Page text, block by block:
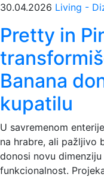
30.04.2026 Living -
Pretty in
Banana
kupatilu
U savremenom
na hrabre, ali pažljivo
donosi novu
funkcionalnost.